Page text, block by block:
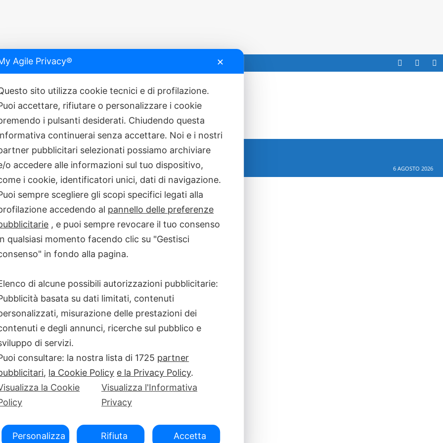
chirurgici made in China
TECNOLOGIA
da sapere
OCULISTICA
Bietti per proteggere gli occhi
OCULISTICA
presente MALATTIE RARE
6 AGOSTO 2026
Cancer Day
cavo orale
dalle ore 10 alle 19.
Agile Privacy® ✕
sito utilizza cookie tecnici e di profilazione.
accettare, rifiutare o personalizzare i cookie
i pulsanti desiderati. Chiudendo questa
continuerai senza accettare. Noi e i nostri
pubblicitari selezionati possiamo archiviare
o accedere alle informazioni sul tuo dispositivo,
i cookie, identificatori unici, dati di navigazione.
sempre scegliere gli scopi specifici legati alla
accedendo al pannello delle preferenze
, e puoi sempre revocare il tuo consenso
qualsiasi momento facendo clic su "Gestisci
in fondo alla pagina.
di alcune possibili autorizzazioni pubblicitarie:
basata su dati limitati, contenuti
misurazione delle prestazioni dei
e degli annunci, ricerche sul pubblico e
di servizi.
consultare: la nostra lista di 1725 partner
, la Cookie Policy e la Privacy Policy.
la Cookie
Visualizza l'Informativa
Privacy
Personalizza Rifiuta Accetta